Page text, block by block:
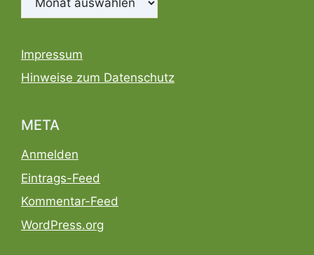
Impressum
Hinweise zum Datenschutz
META
Anmelden
Eintrags-Feed
Kommentar-Feed
WordPress.org